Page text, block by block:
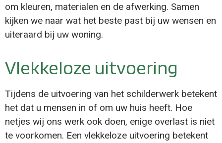
om kleuren, materialen en de afwerking. Samen
kijken we naar wat het beste past bij uw wensen en
uiteraard bij uw woning.
Vlekkeloze uitvoering
Tijdens de uitvoering van het schilderwerk betekent
het dat u mensen in of om uw huis heeft. Hoe
netjes wij ons werk ook doen, enige overlast is niet
te voorkomen. Een vlekkeloze uitvoering betekent